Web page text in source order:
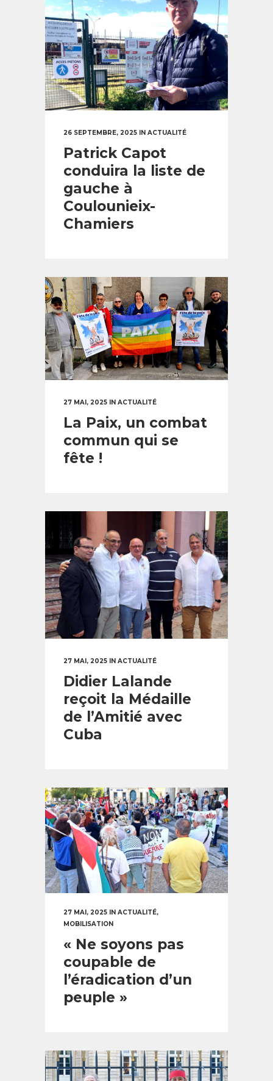
26 SEPTEMBRE, 2025 IN ACTUALITÉ
Patrick Capot
conduira la liste de
gauche à
Coulounieix-
Chamiers
27 MAI, 2025 IN ACTUALITÉ
La Paix, un combat
commun qui se
fête !
27 MAI, 2025 IN ACTUALITÉ
Didier Lalande
reçoit la Médaille
de l’Amitié avec
Cuba
27 MAI, 2025 IN ACTUALITÉ,
MOBILISATION
« Ne soyons pas
coupable de
l’éradication d’un
peuple »